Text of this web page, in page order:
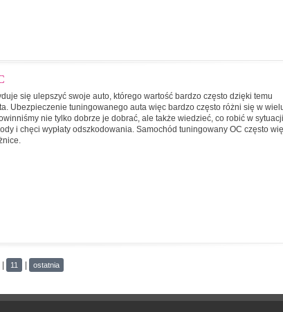
się ulepszyć swoje auto, którego wartość bardzo często dzięki temu
Ubezpieczenie tuningowanego auta więc bardzo często różni się w
nie tylko dobrze je dobrać, ale także wiedzieć, co robić w sytuacji
i chęci wypłaty odszkodowania. Samochód tuningowany OC często
11 ostatnia